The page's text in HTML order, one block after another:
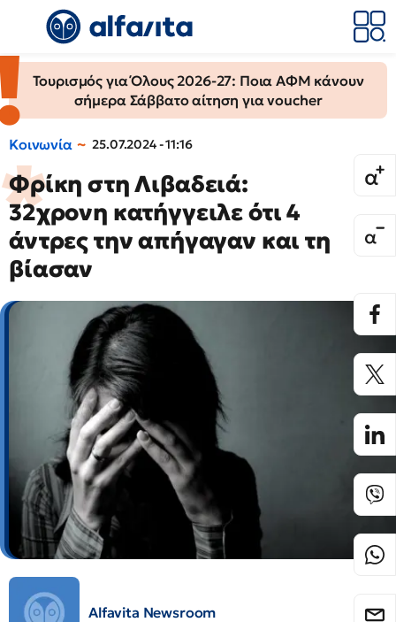
Τουρισμός για Όλους 2026-27: Ποια ΑΦΜ κάνουν
σήμερα Σάββατο αίτηση για voucher
Κοινωνία 25.07.2024 - 11:16
Φρίκη στη Λιβαδειά:
32χρονη κατήγγειλε ότι 4
άντρες την απήγαγαν και τη
βίασαν
Alfavita Newsroom